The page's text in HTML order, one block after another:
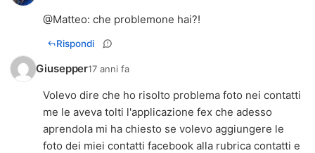
@Matteo: che problemone hai?!
Rispondi
Giusepper17 anni fa
Volevo dire che ho risolto problema foto nei contatti
me le aveva tolti l'applicazione fex che adesso
aprendola mi ha chiesto se volevo aggiungere le
foto dei miei contatti facebook alla rubrica contatti e